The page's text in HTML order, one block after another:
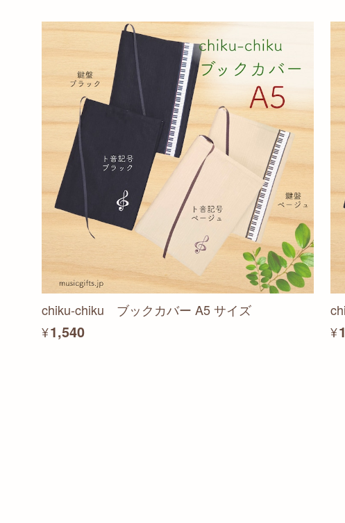
chiku-chiku ブックカバー A5 サイズ
¥1,540